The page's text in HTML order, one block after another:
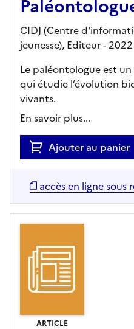
CIDJ (Centre
jeunesse), Editeur- 2022
Le paléontologue est
qui étudie l’évolution
vivants.
En savoir plus...
Ajouter au panier
accès en ligne sous
ARTICLE